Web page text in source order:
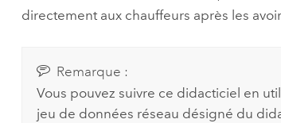
directement aux chauffeurs après les
Remarque :
Vous pouvez suivre ce didacticiel en
jeu de données réseau désigné du